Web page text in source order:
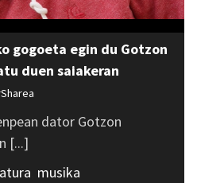
gogoeta egin du Gotzon
duen saiakeran
dator Gotzon
[...]
musika